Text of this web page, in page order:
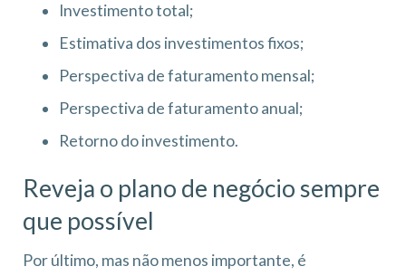
Investimento total;
Estimativa dos investimentos fixos;
Perspectiva de faturamento mensal;
Perspectiva de faturamento anual;
Retorno do investimento.
Reveja o plano de negócio sempre
que possível
Por último, mas não menos importante, é